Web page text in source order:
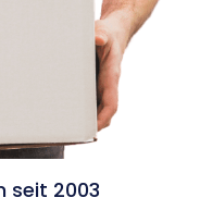
seit 2003